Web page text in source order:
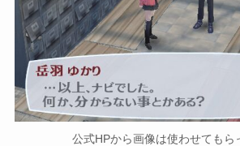
公式HPから画像は使わせてもら